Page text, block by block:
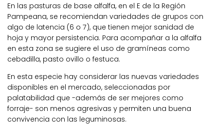
En las pasturas de base alfalfa, en el E de la Región
Pampeana, se recomiendan variedades de grupos con
algo de latencia (6 o 7), que tienen mejor sanidad de
hoja y mayor persistencia. Para acompañar a la alfalfa
en esta zona se sugiere el uso de gramíneas como
cebadilla, pasto ovillo o festuca.
En esta especie hay considerar las nuevas variedades
disponibles en el mercado, seleccionadas por
palatabilidad que -además de ser mejores como
forraje- son menos agresivas y permiten una buena
convivencia con las leguminosas.